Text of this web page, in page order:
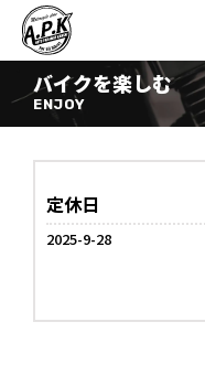
バイクを楽しむ
ENJOY
定休日
2025-9-28